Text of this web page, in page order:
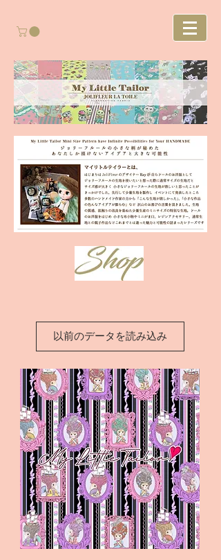
以前のデータを読み込み